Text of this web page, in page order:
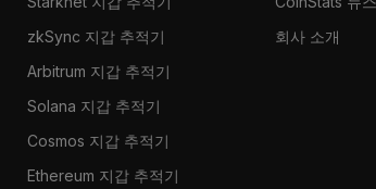
zkSync 지갑 추적기
Arbitrum 지갑 추적기
Solana 지갑 추적기
Cosmos 지갑 추적기
Ethereum 지갑 추적기
회사 소개